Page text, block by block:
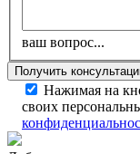
ваш вопрос...
Нажимая на
своих